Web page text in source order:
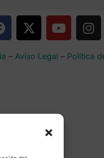
– Aviso Legal – Política